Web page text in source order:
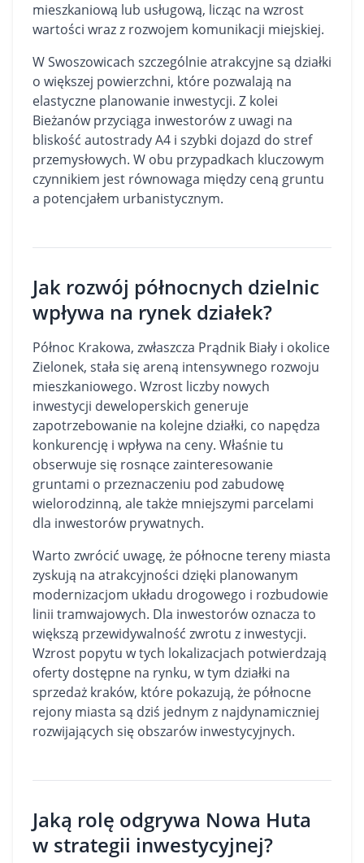
mieszkaniową lub usługową, licząc na wzrost
wartości wraz z rozwojem komunikacji miejskiej.
W Swoszowicach szczególnie atrakcyjne są działki
o większej powierzchni, które pozwalają na
elastyczne planowanie inwestycji. Z kolei
Bieżanów przyciąga inwestorów z uwagi na
bliskość autostrady A4 i szybki dojazd do stref
przemysłowych. W obu przypadkach kluczowym
czynnikiem jest równowaga między ceną gruntu
a potencjałem urbanistycznym.
Jak rozwój północnych dzielnic
wpływa na rynek działek?
Północ Krakowa, zwłaszcza Prądnik Biały i okolice
Zielonek, stała się areną intensywnego rozwoju
mieszkaniowego. Wzrost liczby nowych
inwestycji deweloperskich generuje
zapotrzebowanie na kolejne działki, co napędza
konkurencję i wpływa na ceny. Właśnie tu
obserwuje się rosnące zainteresowanie
gruntami o przeznaczeniu pod zabudowę
wielorodzinną, ale także mniejszymi parcelami
dla inwestorów prywatnych.
Warto zwrócić uwagę, że północne tereny miasta
zyskują na atrakcyjności dzięki planowanym
modernizacjom układu drogowego i rozbudowie
linii tramwajowych. Dla inwestorów oznacza to
większą przewidywalność zwrotu z inwestycji.
Wzrost popytu w tych lokalizacjach potwierdzają
oferty dostępne na rynku, w tym działki na
sprzedaż kraków, które pokazują, że północne
rejony miasta są dziś jednym z najdynamiczniej
rozwijających się obszarów inwestycyjnych.
Jaką rolę odgrywa Nowa Huta
w strategii inwestycyjnej?